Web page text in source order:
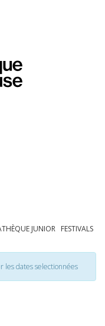
JUNIOR FESTIVALS
les dates selectionnées